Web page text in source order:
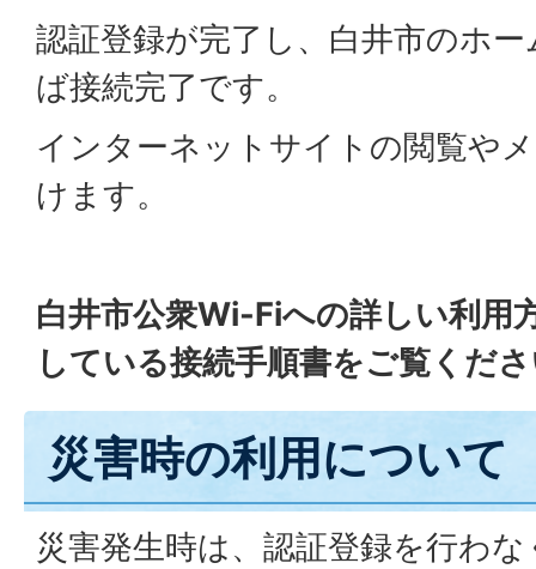
認証登録が完了し、白井市のホ
ば接続完了です。
インターネットサイトの閲覧や
けます。
白井市公衆Wi-Fiへの詳しい利用
している接続手順書をご覧くだ
災害時の利用について
災害発生時は、認証登録を行わ